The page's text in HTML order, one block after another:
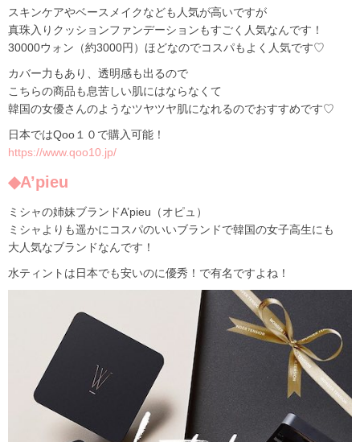
スキンケアやベースメイクなども人気が高いですが
真珠入りクッションファンデーションもすごく人気なんです！
30000ウォン（約3000円）ほどなのでコスパもよく人気です♡
カバー力もあり、透明感も出るので
こちらの商品も息苦しい肌にはならなくて
韓国の女優さんのようなツヤツヤ肌になれるのでおすすめです♡
日本ではQoo１０で購入可能！
https://www.qoo10.jp/
◆A’pieu
ミシャの姉妹ブランドA’pieu（オピュ）
ミシャよりも遥かにコスパのいいブランドで韓国の女子高生にも
大人気なブランドなんです！
水ティントは日本でも安いのに優秀！で有名ですよね！